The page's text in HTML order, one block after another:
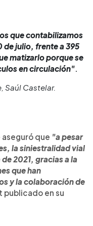
que contabilizamos
de julio, frente a 395
matizarlo porque se
en circulación"
Saúl Castelar.
que "a pesar
la siniestralidad vial
2021, gracias a la
que han
y la colaboración de
publicado en su